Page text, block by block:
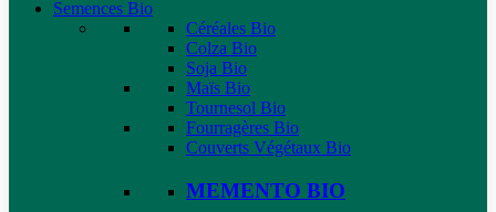
Semences Bio
Céréales Bio
Colza Bio
Soja Bio
Maïs Bio
Tournesol Bio
Fourragères Bio
Couverts Végétaux Bio
MEMENTO BIO